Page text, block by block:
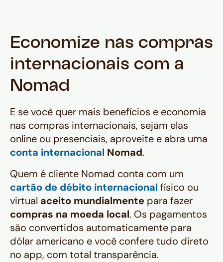
Economize nas compras
internacionais com a
Nomad
E se você quer mais benefícios e economia
nas compras internacionais, sejam elas
online ou presenciais, aproveite e abra uma
conta internacional Nomad.
Quem é cliente Nomad conta com um
cartão de débito internacional físico ou
virtual aceito mundialmente para fazer
compras na moeda local. Os pagamentos
são convertidos automaticamente para
dólar americano e você confere tudo direto
no app, com total transparência.